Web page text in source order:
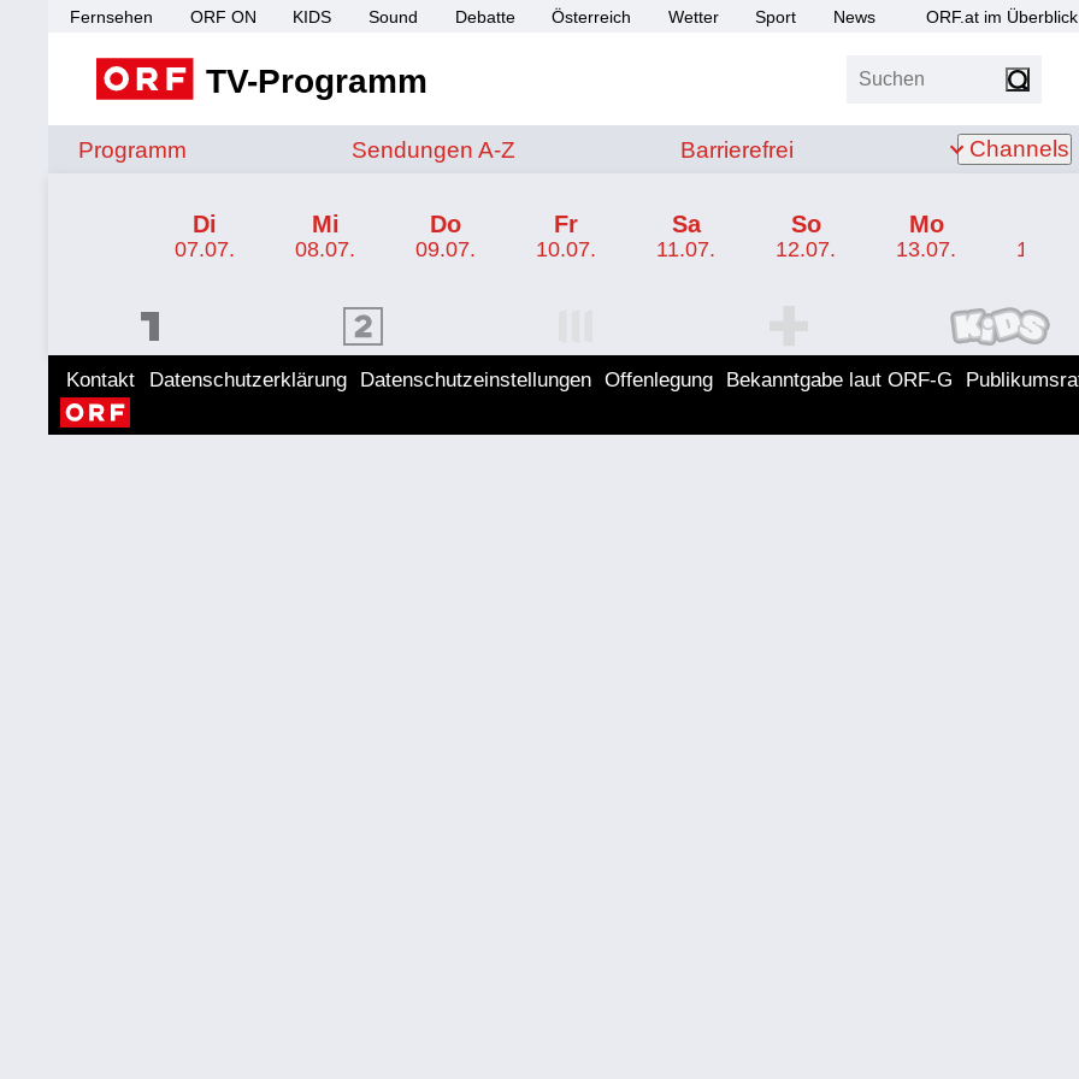
Fernsehen ORF ON KIDS Sound Debatte Österreich Wetter Sport News ORF.at im Überblick
TV-Programm Suchen
Programm Sendungen von A bis Z
Sendungen A-Z Barrierefrei
Barrierefrei Channels
Di
07.07.
Mi
08.07.
Do
09.07.
Fr
10.07.
Sa
11.07.
So
12.07.
Mo
13.07. 14.07.
ORF 2 Programm ORF KIDS Programm
Kontakt Datenschutzerklärung Datenschutzeinstellungen Offenlegung Bekanntgabe laut ORF-G